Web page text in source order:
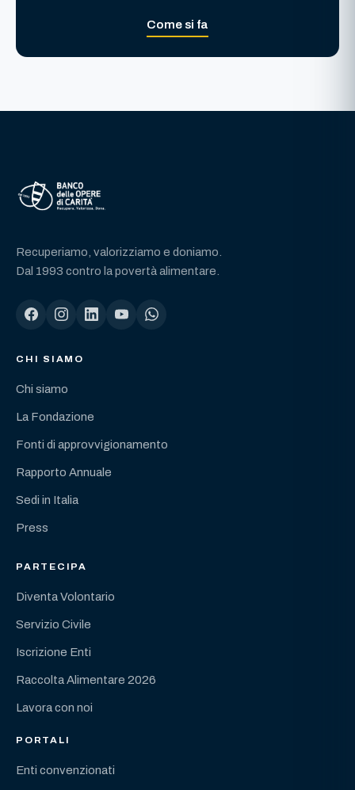
Come si fa
Recuperiamo, valorizziamo e doniamo.
Dal 1993 contro la povertà alimentare.
CHI SIAMO
Chi siamo
La Fondazione
Fonti di approvvigionamento
Rapporto Annuale
Sedi in Italia
Press
PARTECIPA
Diventa Volontario
Servizio Civile
Iscrizione Enti
Raccolta Alimentare 2026
Lavora con noi
PORTALI
Enti convenzionati